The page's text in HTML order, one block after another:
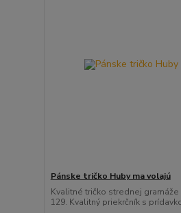
Pánske tričko Huby ma volajú
Kvalitné tričko strednej gramáže
129. Kvalitný priekrčník s